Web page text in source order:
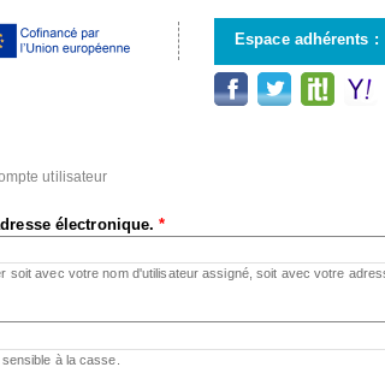
contenu
principal
Espace adhérents :
utilisateur
électronique.*
soit avec votre nom d'utilisateur assigné, soit avec votre
à la casse.